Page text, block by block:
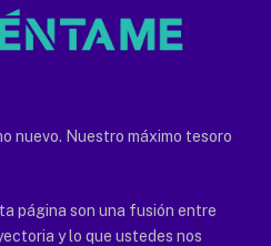
nuevo. Nuestro máximo tesoro
página son una fusión entre
y lo que ustedes nos